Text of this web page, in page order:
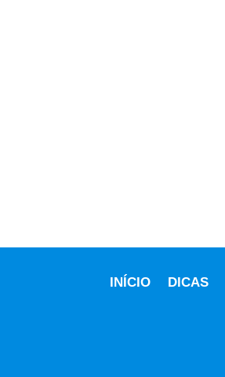
INÍCIO DICAS